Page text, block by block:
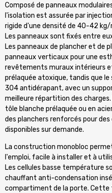
Composé de panneaux
l'isolation est assurée par
rigide d'une densité de 40-42 kg/
Les panneaux sont fixés entre
Les panneaux de plancher et de
panneaux verticaux pour une
revêtements muraux intérieurs
prélaquée atoxique, tandis que le
304 antidérapant, avec un
meilleure répartition des
tôle blanche prélaquée ou en
des planchers renforcés pour
disponibles sur demande.
La construction monobloc
l'emploi, facile à installer et à
Les cellules basse température
chauffant anti-condensation
compartiment de la porte.